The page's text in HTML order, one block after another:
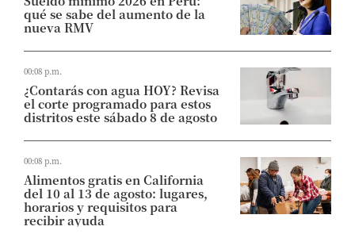
qué se sabe del aumento de la
nueva RMV
00:08 p.m.
¿Contarás con agua HOY? Revisa
el corte programado para estos
distritos este sábado 8 de agosto
00:08 p.m.
Alimentos gratis en California
del 10 al 13 de agosto: lugares,
horarios y requisitos para
recibir ayuda